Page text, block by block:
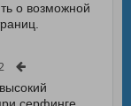
о возможной